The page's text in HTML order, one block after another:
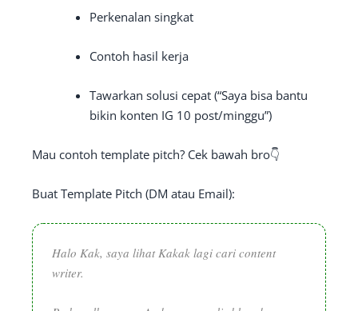
Perkenalan singkat
Contoh hasil kerja
Tawarkan solusi cepat (“Saya bisa bantu
bikin konten IG 10 post/minggu”)
Mau contoh template pitch? Cek bawah bro👇
Buat Template Pitch (DM atau Email):
Halo Kak, saya lihat Kakak lagi cari content
writer.